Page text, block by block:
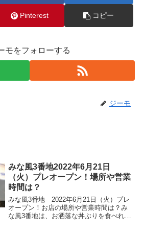
Pinterest コピー
モをフォローする
ジーモ
みな風3番地2022年6月21日
（火）プレオープン！場所や営業
時間は？
みな風3番地 2022年6月21日（火）プレ
オープン！お店の場所や営業時間は？み
な風3番地は、お洒落な丼ぶりを食べれる